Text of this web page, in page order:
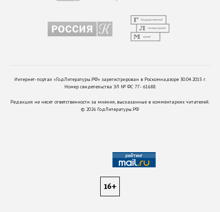
Интернет-портал «ГодЛитературы.РФ» зарегистрирован в Роскомнадзоре 30.04.2015 г.
Номер свидетельства ЭЛ № ФС 77 - 61688.
Редакция не несет ответственности за мнения, высказанные в комментариях читателей.
© 2026 ГодЛитературы.РФ
16+